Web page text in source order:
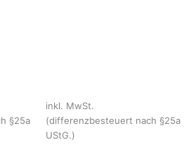
§25a
inkl. MwSt.
(differenzbesteuert nach §25a
UStG.)